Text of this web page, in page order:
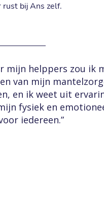
rust bij Ans zelf.
mijn helppers zou ik
van mijn
en ik weet uit
fysiek en
iedereen.”